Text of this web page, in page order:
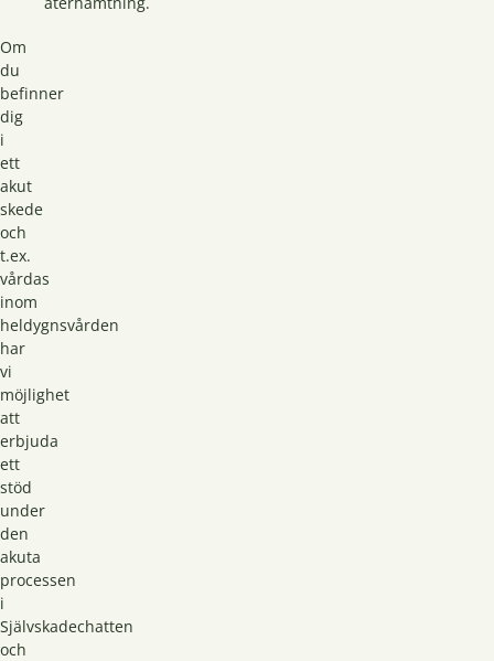
Om
du
befinner
dig
i
ett
akut
skede
och
t.ex.
vårdas
inom
heldygnsvården
har
vi
möjlighet
att
erbjuda
ett
stöd
under
den
akuta
processen
i
Självskadechatten
och